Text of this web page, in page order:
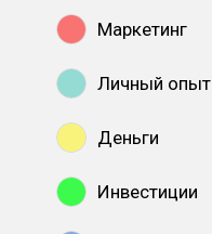
Маркетинг
Личный опыт
Деньги
Инвестиции